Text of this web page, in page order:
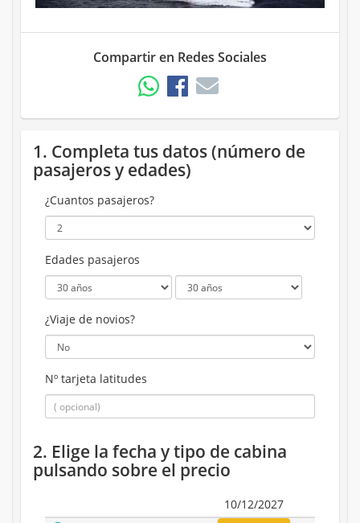
Compartir en Redes Sociales
1. Completa tus datos (número de
pasajeros y edades)
¿Cuantos pasajeros?
Edades pasajeros
¿Viaje de novios?
Nº tarjeta latitudes
2. Elige la fecha y tipo de cabina
pulsando sobre el precio
10/12/2027